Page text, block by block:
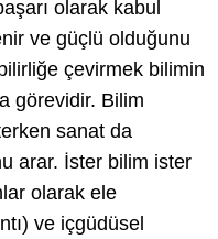
olarak kabul
ve güçlü olduğunu
çevirmek bilimin
görevidir. Bilim
sanat da
arar. İster bilim ister
olarak ele
ve içgüdüsel